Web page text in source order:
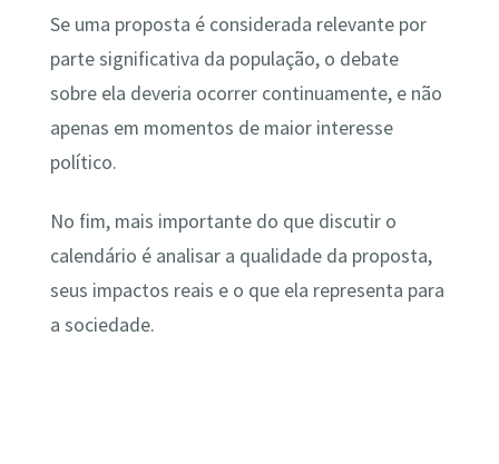
Se uma proposta é considerada relevante por
parte significativa da população, o debate
sobre ela deveria ocorrer continuamente, e não
apenas em momentos de maior interesse
político.
No fim, mais importante do que discutir o
calendário é analisar a qualidade da proposta,
seus impactos reais e o que ela representa para
a sociedade.